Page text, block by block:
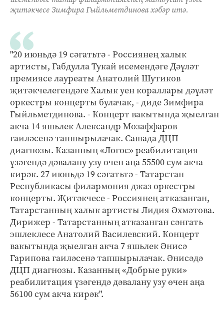
җитәкчесе Зимфира Гыйльметдинова хәбәр итә.
"20 июньдә 19 сәгатьтә - Россиянең халык
артисты, Габдулла Тукай исемендәге Дәүләт
премиясе лауреаты Анатолий Шутиков
җитәкчелегендәге Халык уен кораллары дәүләт
оркестры концерты булачак, - диде Зимфира
Гыйльметдинова. - Концерт вакытында җыелган
акча 14 яшьлек Александр Мозаффаров
гаиләсенә тапшырылачак. Сашада ДЦП
диагнозы. Казанның «Логос» реабилитация
үзәгендә дәвалану узу өчен аңа 55500 сум акча
кирәк. 27 июньдә 19 сәгатьтә - Татарстан
Республикасы филармония джаз оркестры
концерты. Җитәкчесе - Россиянең атказанган,
Татарстанның халык артисты Лидия Әхмәтова.
Дирижер - Татарстанның атказанган сәнгать
эшлеклесе Анатолий Василевский. Концерт
вакытында җыелган акча 7 яшьлек Әнисә
Гарипова гаиләсенә тапшырылачак. Әнисәдә
ДЦП диагнозы. Казанның «Добрые руки»
реабилитация үзәгендә дәвалану узу өчен аңа
56100 сум акча кирәк".